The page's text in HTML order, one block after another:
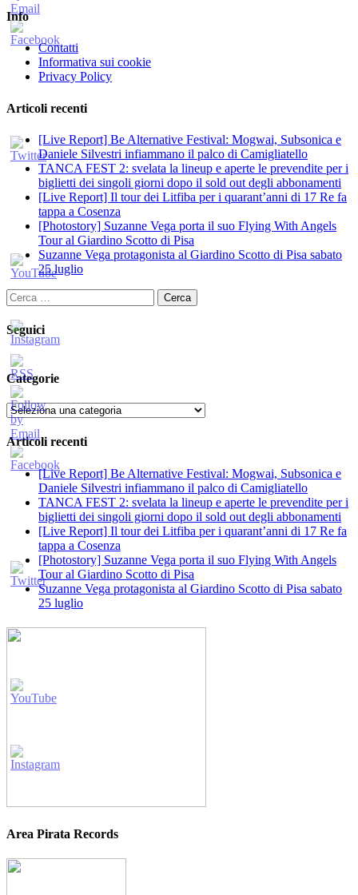
Info
Contatti
Informativa sui cookie
Privacy Policy
Articoli recenti
[Live Report] Be Alternative Festival: Mogwai, Subsonica e
Daniele Silvestri infiammano il palco di Camigliatello
TANCA FEST 2: svelata la lineup e aperte le prevendite per i
biglietti dei singoli giorni dopo il sold out degli abbonamenti
[Live Report] Il tour dei Litfiba per i quarant’anni di 17 Re fa
tappa a Cosenza
[Photostory] Suzanne Vega porta il suo Flying With Angels
Tour al Giardino Scotto di Pisa
Suzanne Vega protagonista al Giardino Scotto di Pisa sabato
25 luglio
Ricerca
per:
Seguici
Categorie
Categorie
Articoli recenti
[Live Report] Be Alternative Festival: Mogwai, Subsonica e
Daniele Silvestri infiammano il palco di Camigliatello
TANCA FEST 2: svelata la lineup e aperte le prevendite per i
biglietti dei singoli giorni dopo il sold out degli abbonamenti
[Live Report] Il tour dei Litfiba per i quarant’anni di 17 Re fa
tappa a Cosenza
[Photostory] Suzanne Vega porta il suo Flying With Angels
Tour al Giardino Scotto di Pisa
Suzanne Vega protagonista al Giardino Scotto di Pisa sabato
25 luglio
Area Pirata Records